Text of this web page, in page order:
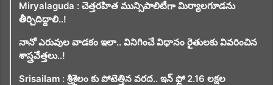
Miryalaguda : చెత్తరహిత మున్సిపాలిటీగా మిర్యాలగూడను
తీర్చిదిద్దాలి..!
నానో ఎరువుల వాడకం ఇలా.. వినిగించే విధానం రైతులకు వివరించిన
శాస్త్రవేత్తలు..!
Srisailam : శ్రీశైలం కు పోటెత్తిన వరద.. ఇన్ ఫ్లో 2.16 లక్షల